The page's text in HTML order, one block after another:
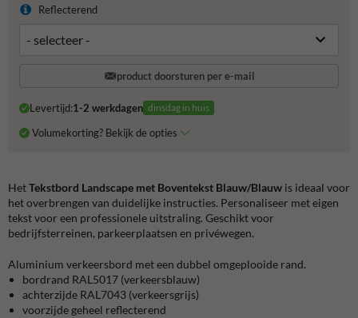
Reflecterend
product doorsturen per e-mail
Levertijd:1-2 werkdagen dinsdag in huis
Volumekorting? Bekijk de opties
HetTekstbord Landscape met Boventekst Blauw/Blauw is ideaal voor
het overbrengen van duidelijke instructies. Personaliseer met eigen
tekst voor een professionele uitstraling. Geschikt voor
bedrijfsterreinen, parkeerplaatsen en privéwegen.
Aluminium verkeersbord met een dubbel omgeplooide rand.
bordrand RAL5017 (verkeersblauw)
achterzijde RAL7043 (verkeersgrijs)
voorzijde geheel reflecterend